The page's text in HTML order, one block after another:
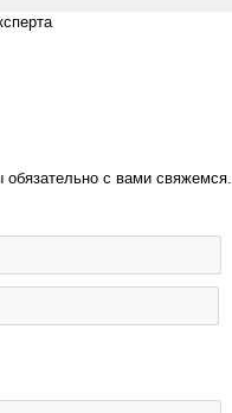
с вами свяжемся.